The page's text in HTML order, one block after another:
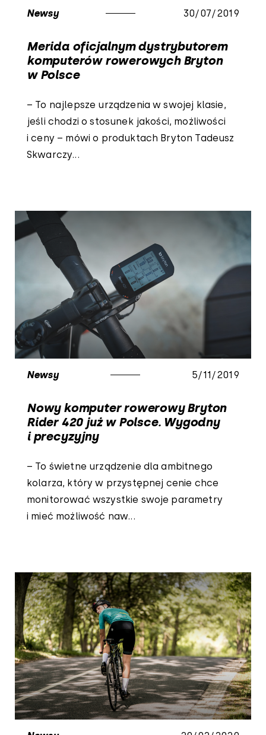
Newsy 30/07/2019
Merida oficjalnym dystrybutorem
komputerów rowerowych Bryton
w Polsce
– To najlepsze urządzenia w swojej klasie,
jeśli chodzi o stosunek jakości, możliwości
i ceny – mówi o produktach Bryton Tadeusz
Skwarczy...
Newsy 5/11/2019
Nowy komputer rowerowy Bryton
Rider 420 już w Polsce. Wygodny
i precyzyjny
– To świetne urządzenie dla ambitnego
kolarza, który w przystępnej cenie chce
monitorować wszystkie swoje parametry
i mieć możliwość naw...